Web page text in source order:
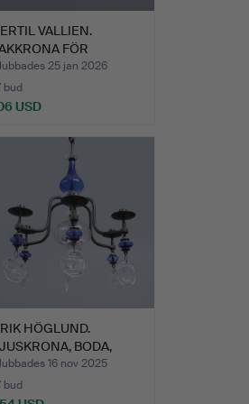
VALLIEN.
FÖR
LJUS,…
25 jan 2026
bud
USD
HÖGLUND.
BODA,
16 nov 2025
bud